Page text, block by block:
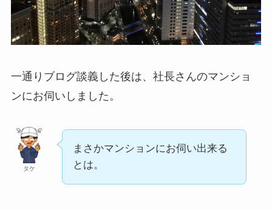
一通りブログ談義した後は、社長さんのマンショ
ンにお伺いしました。
タケ
まさかマンションにお伺い出来る
とは。